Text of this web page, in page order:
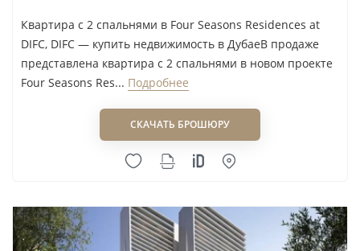
Квартира с 2 спальнями в Four Seasons Residences at
DIFC, DIFC — купить недвижимость в ДубаеВ продаже
представлена квартира с 2 спальнями в новом проекте
Four Seasons Res... Подробнее
СКАЧАТЬ БРОШЮРУ